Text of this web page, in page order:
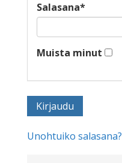
Salasana*
Muista minut
Unohtuiko salasana?